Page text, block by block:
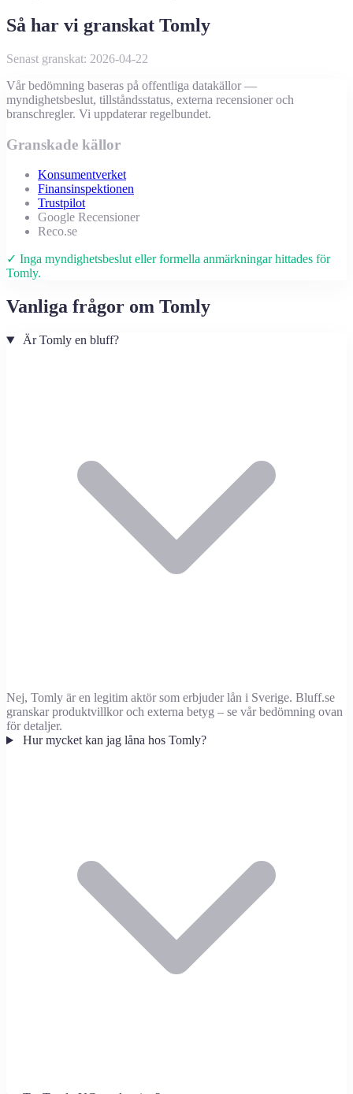
Så har vi granskat Tomly
Senast granskat: 2026-04-22
Vår bedömning baseras på offentliga datakällor —
myndighetsbeslut, tillståndsstatus, externa recensioner och
branschregler. Vi uppdaterar regelbundet.
Granskade källor
Konsumentverket
Finansinspektionen
Trustpilot
Google Recensioner
Reco.se
✓ Inga myndighetsbeslut eller formella anmärkningar hittades för
Tomly.
Vanliga frågor om Tomly
Är Tomly en bluff?
Nej, Tomly är en legitim aktör som erbjuder lån i Sverige. Bluff.se
granskar produktvillkor och externa betyg – se vår bedömning ovan
för detaljer.
Hur mycket kan jag låna hos Tomly?